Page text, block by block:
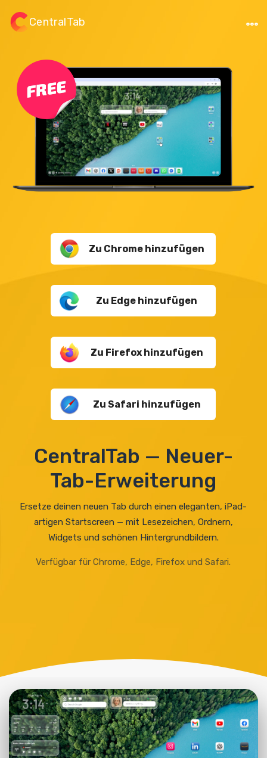
CentralTab
Zu Chrome hinzufügen
Zu Edge hinzufügen
Zu Firefox hinzufügen
Zu Safari hinzufügen
CentralTab — Neuer-
Tab-Erweiterung
Ersetze deinen neuen Tab durch einen eleganten, iPad-
artigen Startscreen — mit Lesezeichen, Ordnern,
Widgets und schönen Hintergrundbildern.
Verfügbar für Chrome, Edge, Firefox und Safari.